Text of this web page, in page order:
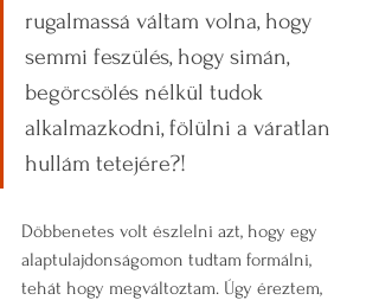
rugalmassá váltam volna, hogy
semmi feszülés, hogy simán,
begörcsölés nélkül tudok
alkalmazkodni, fölülni a váratlan
hullám tetejére?!
Döbbenetes volt észlelni azt, hogy egy
alaptulajdonságomon tudtam formálni,
tehát hogy megváltoztam. Úgy éreztem,